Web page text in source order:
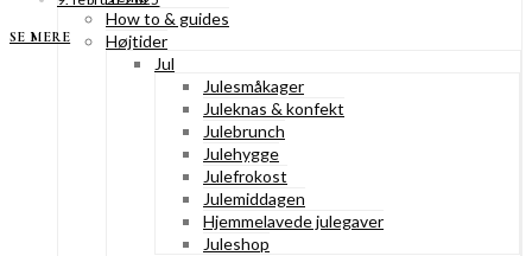
How to & guides
Højtider
Jul
Julesmåkager
Juleknas & konfekt
Julebrunch
Julehygge
Julefrokost
Julemiddagen
Hjemmelavede julegaver
Juleshop
SE MERE